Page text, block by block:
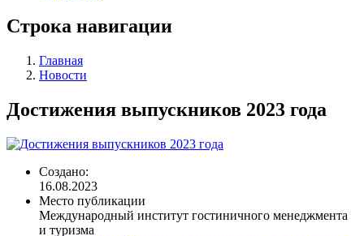
Строка навигации
Главная
Новости
Достижения выпускников 2023 года
Создано:
16.08.2023
Место публикации
Международный институт гостиничного менеджмента
и туризма